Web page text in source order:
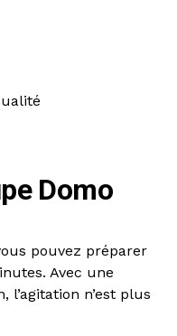
Domo
pouvez préparer
Avec une
n’est plus